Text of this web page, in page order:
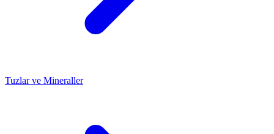
Tuzlar ve Mineraller